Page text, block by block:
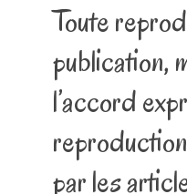
Toute
publication,
l’accord
par les